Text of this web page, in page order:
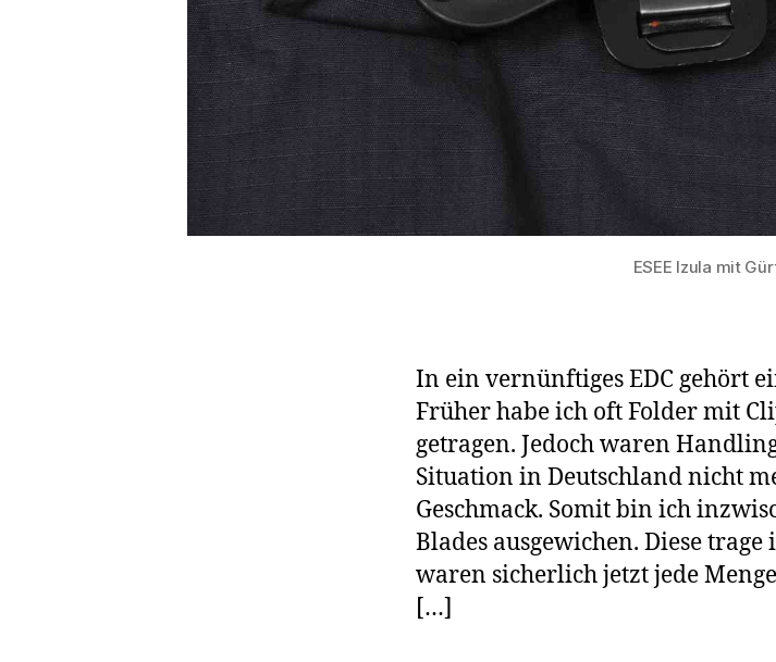
ESEE Izula mit
In ein vernünftiges EDC gehört
Früher habe ich oft Folder mit
getragen. Jedoch waren
Situation in Deutschland nicht
Geschmack. Somit bin ich
Blades ausgewichen. Diese trage
waren sicherlich jetzt jede
[…]